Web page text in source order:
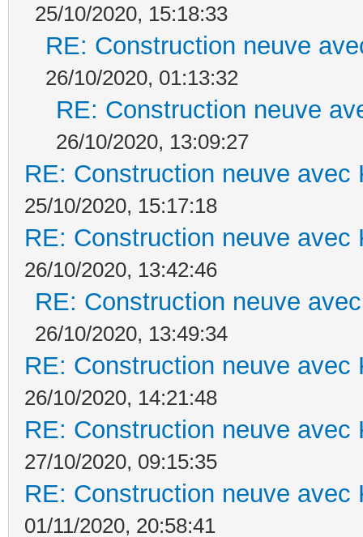
25/10/2020, 15:18:33
RE: Construction neuve
26/10/2020, 01:13:32
RE: Construction neuve
26/10/2020, 13:09:27
RE: Construction neuve avec
25/10/2020, 15:17:18
RE: Construction neuve avec
26/10/2020, 13:42:46
RE: Construction neuve
26/10/2020, 13:49:34
RE: Construction neuve avec
26/10/2020, 14:21:48
RE: Construction neuve avec
27/10/2020, 09:15:35
RE: Construction neuve avec
01/11/2020, 20:58:41